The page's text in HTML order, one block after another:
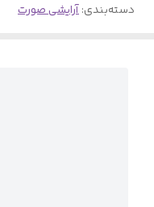
دسته‌بندی:آرایشی صورت